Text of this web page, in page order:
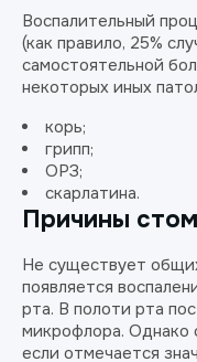
Воспалительный
(как правило, 25%
самостоятельной
некоторых иных
корь;
грипп;
ОРЗ;
скарлатина.
Причины
Не существует
появляется
рта. В полоти рта
микрофлора. Однако
если отмечается